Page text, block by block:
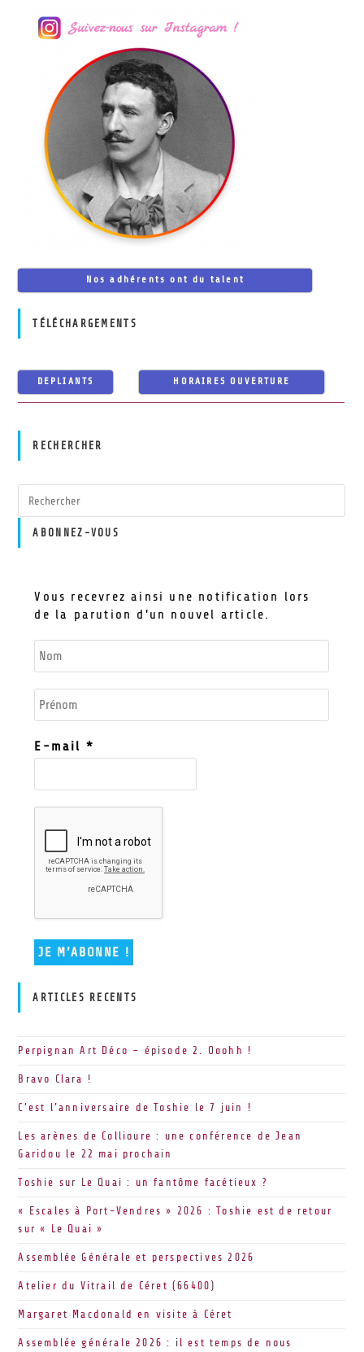
Nos adhérents ont du talent
TÉLÉCHARGEMENTS
DEPLIANTS HORAIRES OUVERTURE
RECHERCHER
ABONNEZ-VOUS
Vous recevrez ainsi une notification lors
de la parution d'un nouvel article.
E-mail *
ARTICLES RECENTS
Perpignan Art Déco – épisode 2. Ooohh !
Bravo Clara !
C’est l’anniversaire de Toshie le 7 juin !
Les arènes de Collioure : une conférence de Jean
Garidou le 22 mai prochain
Toshie sur Le Quai : un fantôme facétieux ?
« Escales à Port-Vendres » 2026 : Toshie est de retour
sur « Le Quai »
Assemblée Générale et perspectives 2026
Atelier du Vitrail de Céret (66400)
Margaret Macdonald en visite à Céret
Assemblée générale 2026 : il est temps de nous